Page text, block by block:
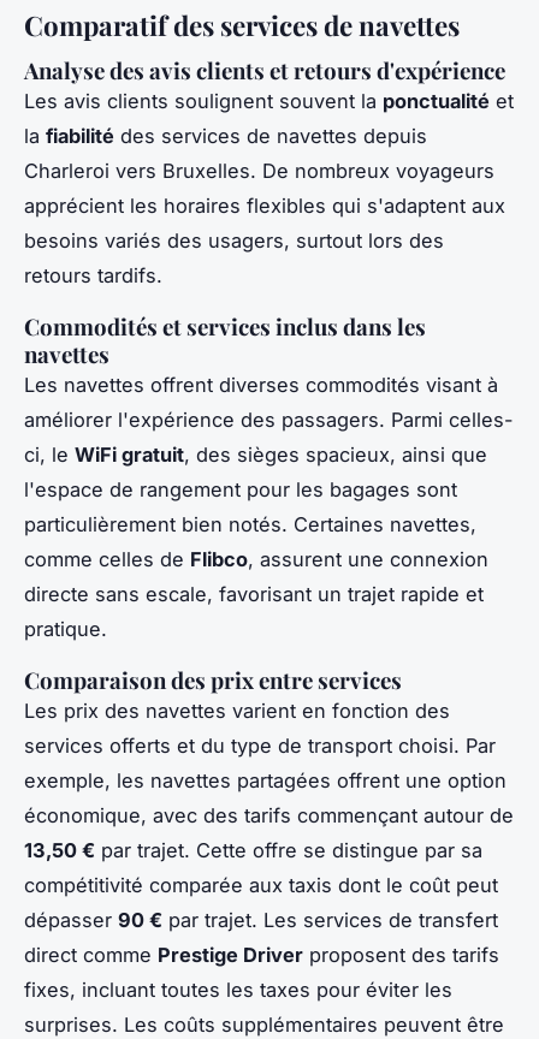
Comparatif des services de navettes
Analyse des avis clients et retours d'expérience
Les avis clients soulignent souvent la ponctualité et
la fiabilité des services de navettes depuis
Charleroi vers Bruxelles. De nombreux voyageurs
apprécient les horaires flexibles qui s'adaptent aux
besoins variés des usagers, surtout lors des
retours tardifs.
Commodités et services inclus dans les
navettes
Les navettes offrent diverses commodités visant à
améliorer l'expérience des passagers. Parmi celles-
ci, le WiFi gratuit, des sièges spacieux, ainsi que
l'espace de rangement pour les bagages sont
particulièrement bien notés. Certaines navettes,
comme celles de Flibco, assurent une connexion
directe sans escale, favorisant un trajet rapide et
pratique.
Comparaison des prix entre services
Les prix des navettes varient en fonction des
services offerts et du type de transport choisi. Par
exemple, les navettes partagées offrent une option
économique, avec des tarifs commençant autour de
13,50 € par trajet. Cette offre se distingue par sa
compétitivité comparée aux taxis dont le coût peut
dépasser 90 € par trajet. Les services de transfert
direct comme Prestige Driver proposent des tarifs
fixes, incluant toutes les taxes pour éviter les
surprises. Les coûts supplémentaires peuvent être